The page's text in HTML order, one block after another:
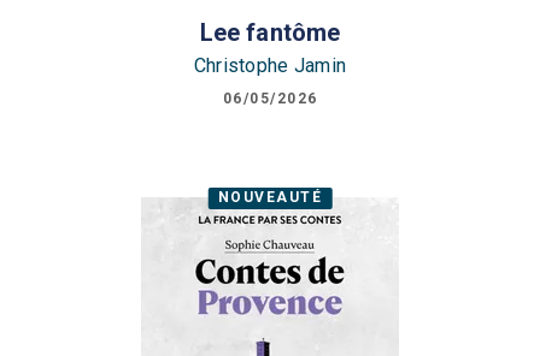
Lee fantôme
Christophe Jamin
06/05/2026
NOUVEAUTÉ